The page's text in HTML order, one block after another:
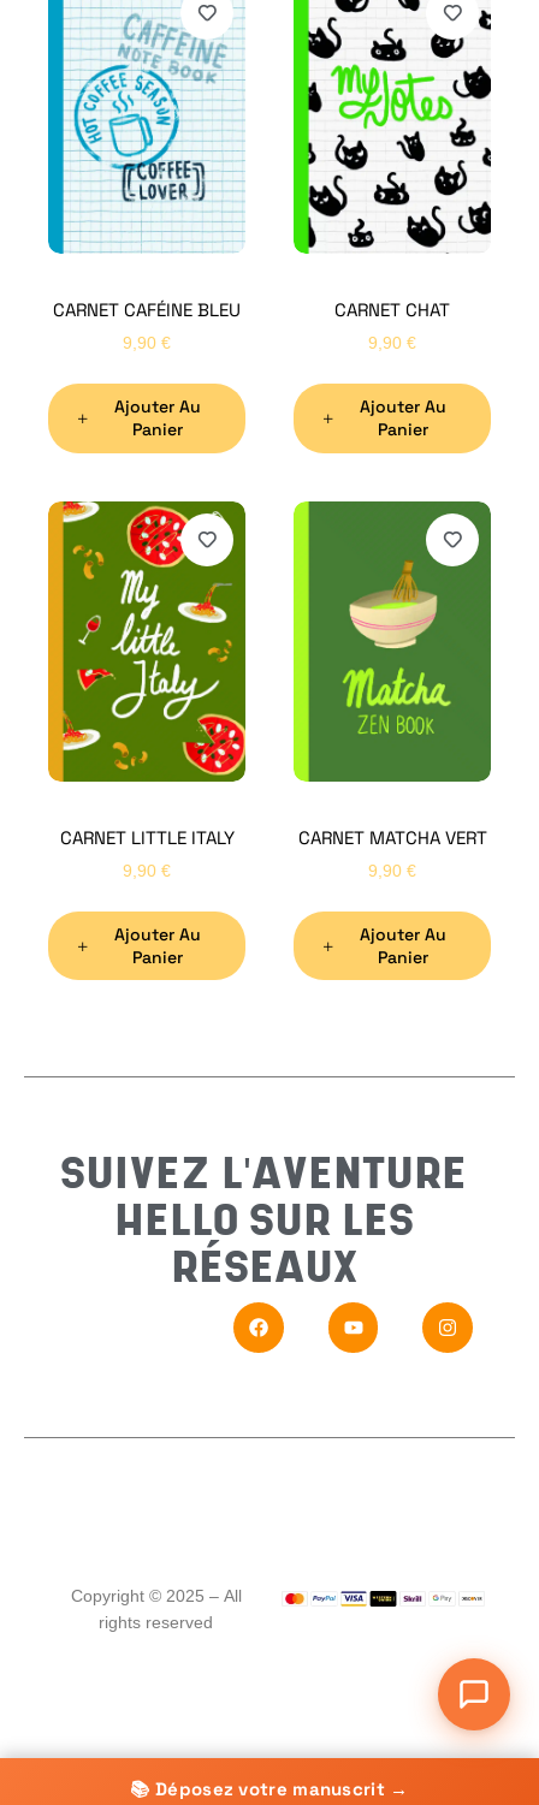
CARNET CAFÉINE BLEU
9,90 €
Ajouter Au
Panier
CARNET CHAT
9,90 €
Ajouter Au
Panier
CARNET LITTLE ITALY
9,90 €
Ajouter Au
Panier
CARNET MATCHA VERT
9,90 €
Ajouter Au
Panier
SUIVEZ L'AVENTURE
HELLO SUR LES
RÉSEAUX
Copyright © 2025 – All
rights reserved
📚 Déposez votre manuscrit →